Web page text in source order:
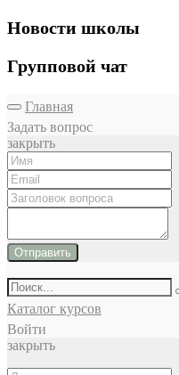
Новости школы
Групповой чат
Главная
Задать вопрос
закрыть
Отправить
Каталог курсов
Войти
закрыть